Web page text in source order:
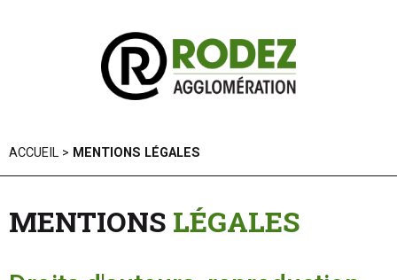
ACCUEIL > MENTIONS LÉGALES
MENTIONS LÉGALES